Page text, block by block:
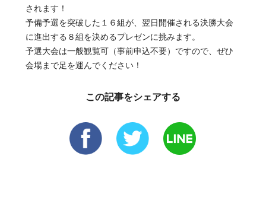
されます！
予備予選を突破した１６組が、翌日開催される決勝大会
に進出する８組を決めるプレゼンに挑みます。
予選大会は一般観覧可（事前申込不要）ですので、ぜひ
会場まで足を運んでください！
この記事をシェアする